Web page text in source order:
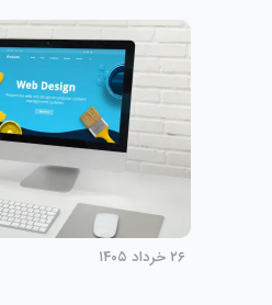
۲۶ خرداد ۱۴۰۵